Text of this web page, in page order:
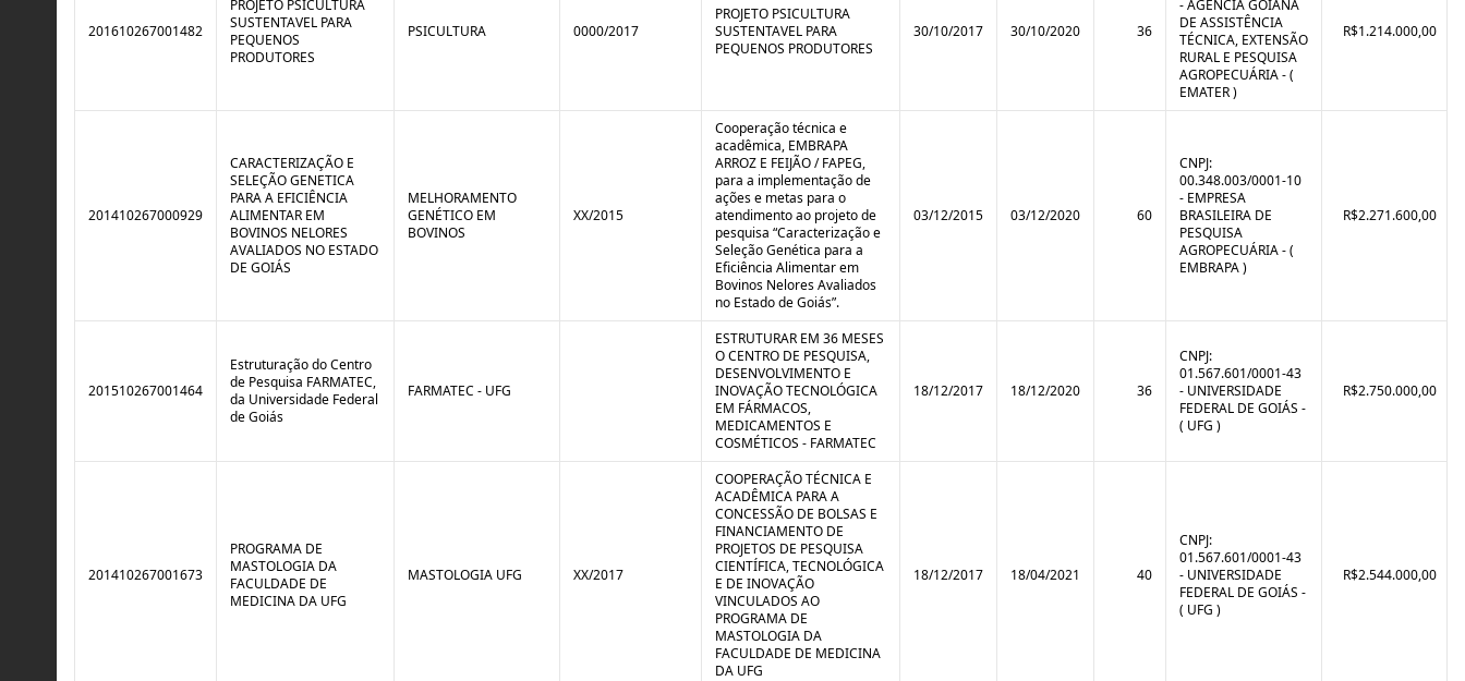
201610267001482
PROJETO PSICULTURA
SUSTENTAVEL PARA
PEQUENOS
PRODUTORES
PSICULTURA 0000/2017
PROJETO PSICULTURA
SUSTENTAVEL PARA
PEQUENOS PRODUTORES
30/10/2017 30/10/2020 36
- AGÊNCIA GOIANA
DE ASSISTÊNCIA
TÉCNICA, EXTENSÃO
RURAL E PESQUISA
AGROPECUÁRIA - (
EMATER )
R$1.214.000,00
201410267000929
CARACTERIZAÇÃO E
SELEÇÃO GENETICA
PARA A EFICIÊNCIA
ALIMENTAR EM
BOVINOS NELORES
AVALIADOS NO ESTADO
DE GOIÁS
MELHORAMENTO
GENÉTICO EM
BOVINOS
XX/2015
Cooperação técnica e
acadêmica, EMBRAPA
ARROZ E FEIJÃO / FAPEG,
para a implementação de
ações e metas para o
atendimento ao projeto de
pesquisa “Caracterização e
Seleção Genética para a
Eficiência Alimentar em
Bovinos Nelores Avaliados
no Estado de Goiás”.
03/12/2015 03/12/2020 60
CNPJ:
00.348.003/0001-10
- EMPRESA
BRASILEIRA DE
PESQUISA
AGROPECUÁRIA - (
EMBRAPA )
R$2.271.600,00
201510267001464
Estruturação do Centro
de Pesquisa FARMATEC,
da Universidade Federal
de Goiás
FARMATEC - UFG
ESTRUTURAR EM 36 MESES
O CENTRO DE PESQUISA,
DESENVOLVIMENTO E
INOVAÇÃO TECNOLÓGICA
EM FÁRMACOS,
MEDICAMENTOS E
COSMÉTICOS - FARMATEC
18/12/2017 18/12/2020 36
CNPJ:
01.567.601/0001-43
- UNIVERSIDADE
FEDERAL DE GOIÁS -
( UFG )
R$2.750.000,00
201410267001673
PROGRAMA DE
MASTOLOGIA DA
FACULDADE DE
MEDICINA DA UFG
MASTOLOGIA UFG XX/2017
COOPERAÇÃO TÉCNICA E
ACADÊMICA PARA A
CONCESSÃO DE BOLSAS E
FINANCIAMENTO DE
PROJETOS DE PESQUISA
CIENTÍFICA, TECNOLÓGICA
E DE INOVAÇÃO
VINCULADOS AO
PROGRAMA DE
MASTOLOGIA DA
FACULDADE DE MEDICINA
DA UFG
18/12/2017 18/04/2021 40
CNPJ:
01.567.601/0001-43
- UNIVERSIDADE
FEDERAL DE GOIÁS -
( UFG )
R$2.544.000,00